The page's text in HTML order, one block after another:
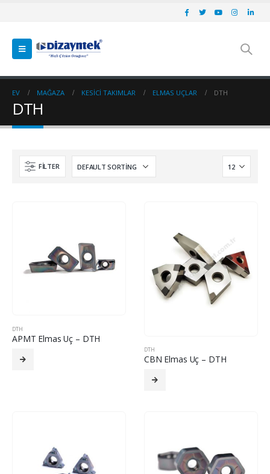
EV MAĞAZA KESICI TAKIMLAR ELMAS UÇLAR DTH
DTH
FILTER
DTH
APMT Elmas Uç – DTH
DTH
CBN Elmas Uç – DTH